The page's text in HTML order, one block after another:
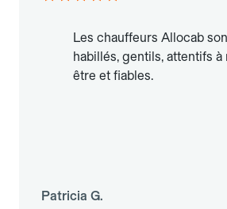
Les chauffeurs Allocab
habillés, gentils, attentifs
être et fiables.
Patricia G.